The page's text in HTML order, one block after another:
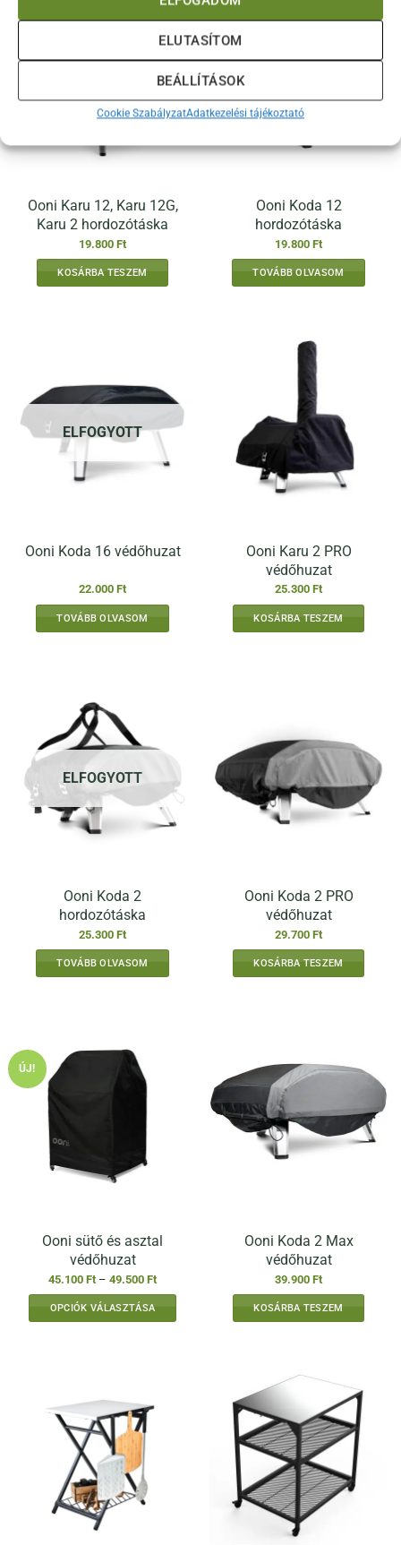
ELUTASÍTOM
BEÁLLÍTÁSOK
Cookie SzabályzatAdatkezelési tájékoztató
Ooni Karu 12, Karu 12G,
Karu 2 hordozótáska
19.800 Ft
KOSÁRBA TESZEM
Ooni Koda 12
hordozótáska
19.800 Ft
TOVÁBB OLVASOM
ELFOGYOTT
Ooni Koda 16 védőhuzat
22.000 Ft
TOVÁBB OLVASOM
Ooni Karu 2 PRO
védőhuzat
25.300 Ft
KOSÁRBA TESZEM
ELFOGYOTT
Ooni Koda 2
hordozótáska
25.300 Ft
TOVÁBB OLVASOM
Ooni Koda 2 PRO
védőhuzat
29.700 Ft
KOSÁRBA TESZEM
ÚJ!
Ooni sütő és asztal
védőhuzat
45.100 Ft – 49.500 FtÁrtartomány:
OPCIÓK VÁLASZTÁSA
variációja
van.
A
változatok
termékoldalon
választhatók
Ooni Koda 2 Max
védőhuzat
39.900 Ft
KOSÁRBA TESZEM